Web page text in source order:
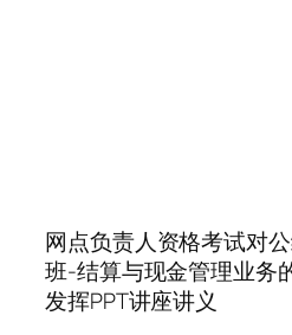
网点负责人资格考试对
班-结算与现金管理业务
发挥PPT讲座讲义